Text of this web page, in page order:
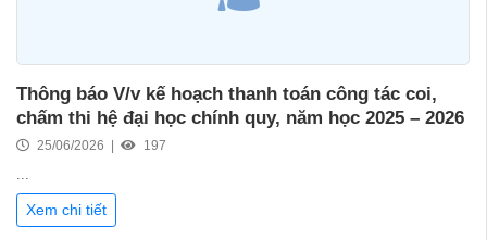
Thông báo V/v kế hoạch thanh toán công tác coi,
chấm thi hệ đại học chính quy, năm học 2025 – 2026
25/06/2026 | 197
...
Xem chi tiết